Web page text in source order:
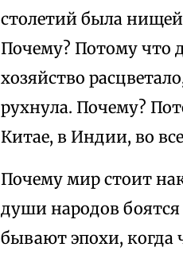
сто­летий была
Почему? Потому что
хозяйство
рухнула. Почему?
Китае, в Индии, во
Почему мир стоит
души народов боятся
бывают эпохи, когда